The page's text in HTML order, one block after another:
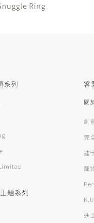
Ring
系列
題系列
客
關
創
完
迪
寵
迪